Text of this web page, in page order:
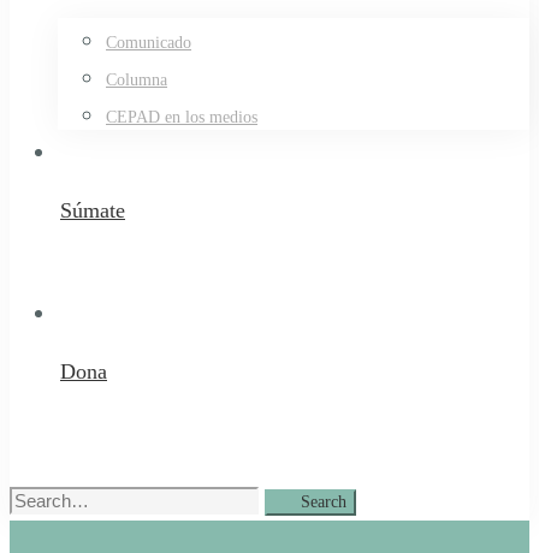
Comunicado
Columna
CEPAD en los medios
Súmate
Dona
Search
Search